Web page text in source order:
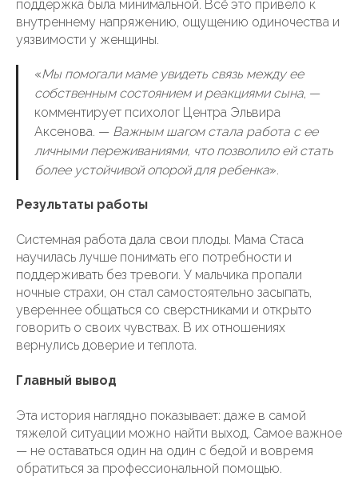
поддержка была минимальной. Всё это привело к
внутреннему напряжению, ощущению одиночества и
уязвимости у женщины.
«Мы помогали маме увидеть связь между ее
собственным состоянием и реакциями сына, —
комментирует психолог Центра Эльвира
Аксенова. — Важным шагом стала работа с ее
личными переживаниями, что позволило ей стать
более устойчивой опорой для ребенка».
Результаты работы
Системная работа дала свои плоды. Мама Стаса
научилась лучше понимать его потребности и
поддерживать без тревоги. У мальчика пропали
ночные страхи, он стал самостоятельно засыпать,
увереннее общаться со сверстниками и открыто
говорить о своих чувствах. В их отношениях
вернулись доверие и теплота.
Главный вывод
Эта история наглядно показывает: даже в самой
тяжелой ситуации можно найти выход. Самое важное
— не оставаться один на один с бедой и вовремя
обратиться за профессиональной помощью.